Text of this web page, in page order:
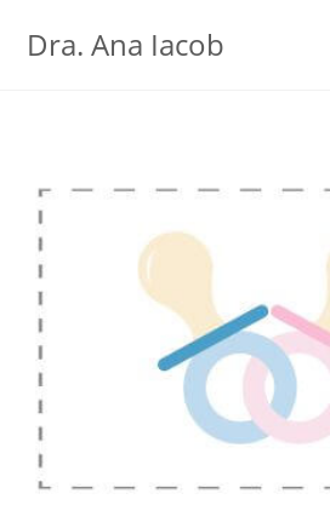
paraDra. Ana Iacob